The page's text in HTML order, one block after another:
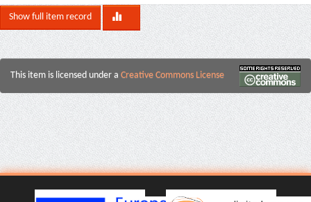
Show full item record
This item is licensed under a Creative Commons License